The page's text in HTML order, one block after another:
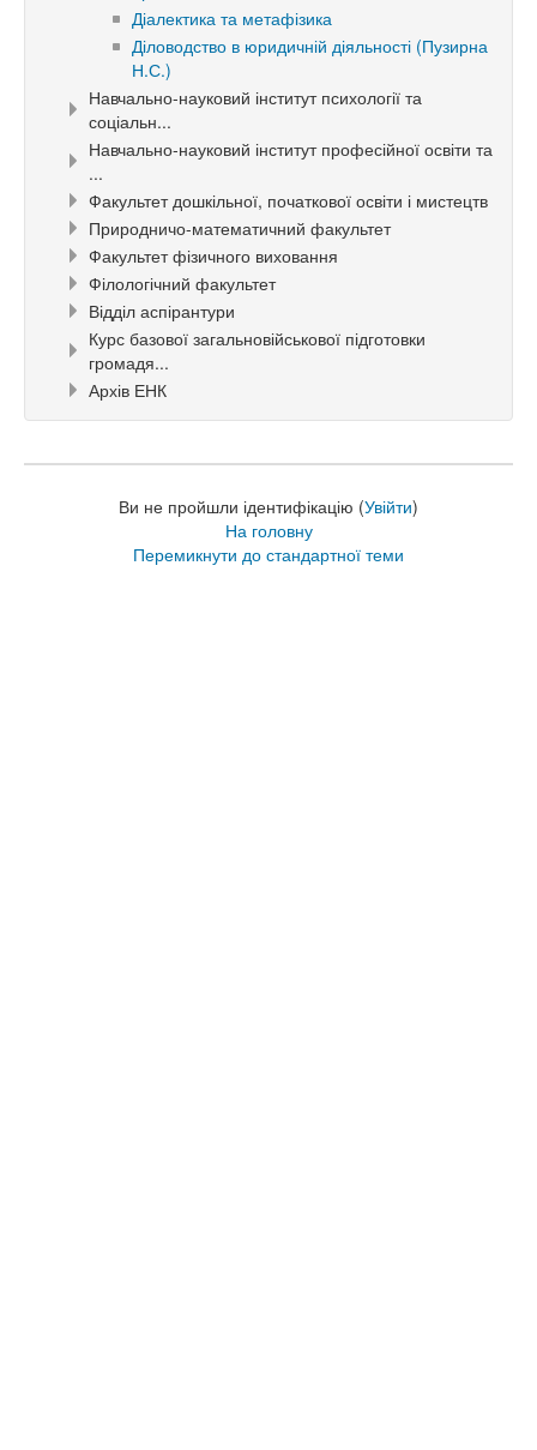
Діалектика та метафізика
Діловодство в юридичній діяльності (Пузирна
Н.С.)
Навчально-науковий інститут психології та
соціальн...
Навчально-науковий інститут професійної освіти та
...
Факультет дошкільної, початкової освіти і мистецтв
Природничо-математичний факультет
Факультет фізичного виховання
Філологічний факультет
Відділ аспірантури
Курс базової загальновійськової підготовки
громадя...
Архів ЕНК
Ви не пройшли ідентифікацію (Увійти)
На головну
Перемикнути до стандартної теми